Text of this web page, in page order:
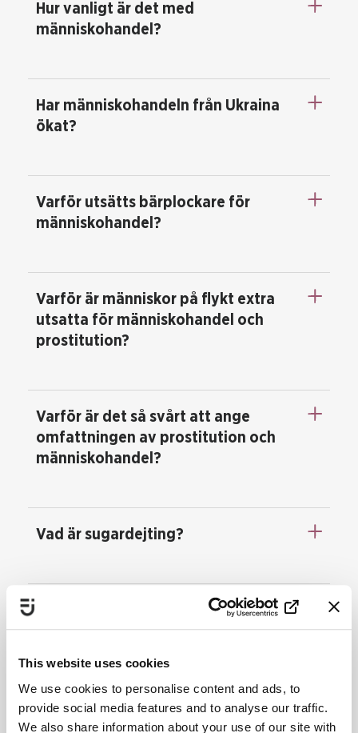
This website uses cookies
We use cookies to personalise content and ads, to
provide social media features and to analyse our traffic.
We also share information about your use of our site with
Hur vanligt är det med
människohandel?
Har människohandeln från Ukraina
ökat?
Varför utsätts bärplockare för
människohandel?
Varför är människor på flykt extra
utsatta för människohandel och
prostitution?
Varför är det så svårt att ange
omfattningen av prostitution och
människohandel?
Vad är sugardejting?
Vad finns det för insatser för att
stoppa eller förebygga sexuell
exploatering?